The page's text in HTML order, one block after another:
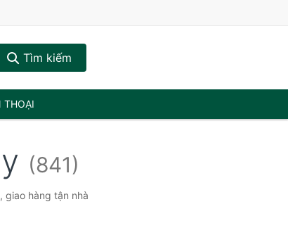
Tìm kiếm
THOẠI
(841)
giao hàng tận nhà